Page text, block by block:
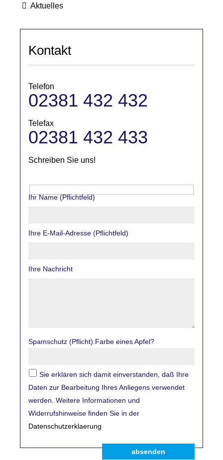
Aktuelles
Kontakt
Telefon
02381 432 432
Telefax
02381 432 433
Schreiben Sie uns!
Ihr Name (Pflichtfeld)
Ihre E-Mail-Adresse (Pflichtfeld)
Ihre Nachricht
Spamschutz (Pflicht):Farbe eines Apfel?
Sie erklären sich damit einverstanden, daß Ihre
Daten zur Bearbeitung Ihres Anliegens verwendet
werden. Weitere Informationen und
Widerrufshinweise finden Sie in der
Datenschutzerklaerung
absenden